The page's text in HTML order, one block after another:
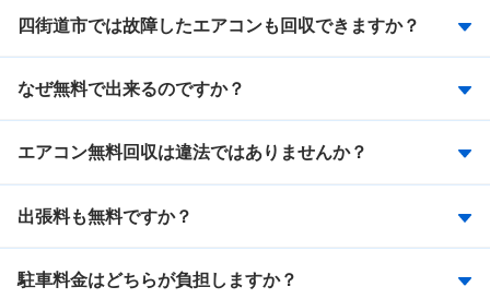
四街道市では故障したエアコンも回収できますか？
なぜ無料で出来るのですか？
エアコン無料回収は違法ではありませんか？
出張料も無料ですか？
駐車料金はどちらが負担しますか？